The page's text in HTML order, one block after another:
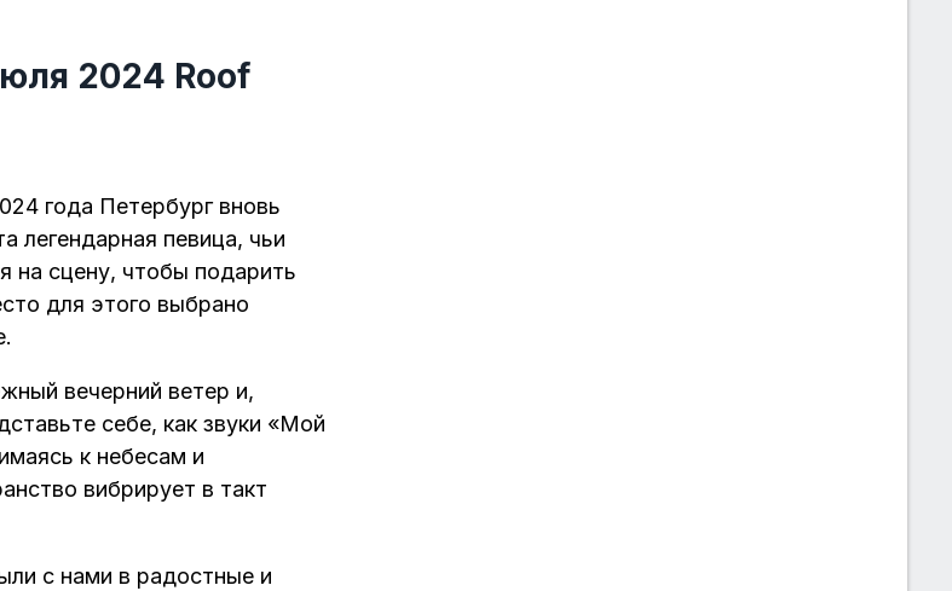
2024 Roof
года Петербург вновь
легендарная певица, чьи
на сцену, чтобы подарить
для этого выбрано
вечерний ветер и,
себе, как звуки «Мой
к небесам и
вибрирует в такт
с нами в радостные и